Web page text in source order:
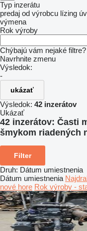
Typ inzerátu
predaj od výrobcu lízing
výmena
Rok výroby
Chýbajú vám nejaké filtre?
Navrhnite zmenu
Výsledok:
-
ukázať
Výsledok: 42 inzerátov
Ukázať
42 inzerátov: Časti
šmykom riadených
Filter
Druh: Dátum umiestnenia
Dátum umiestnenia
nové hore Rok výroby -